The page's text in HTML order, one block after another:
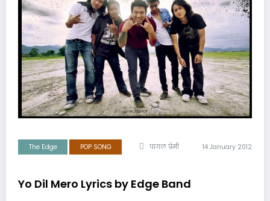
The Edge POP SONG पागल प्रेमी 14 January 2012
Yo Dil Mero Lyrics by Edge Band